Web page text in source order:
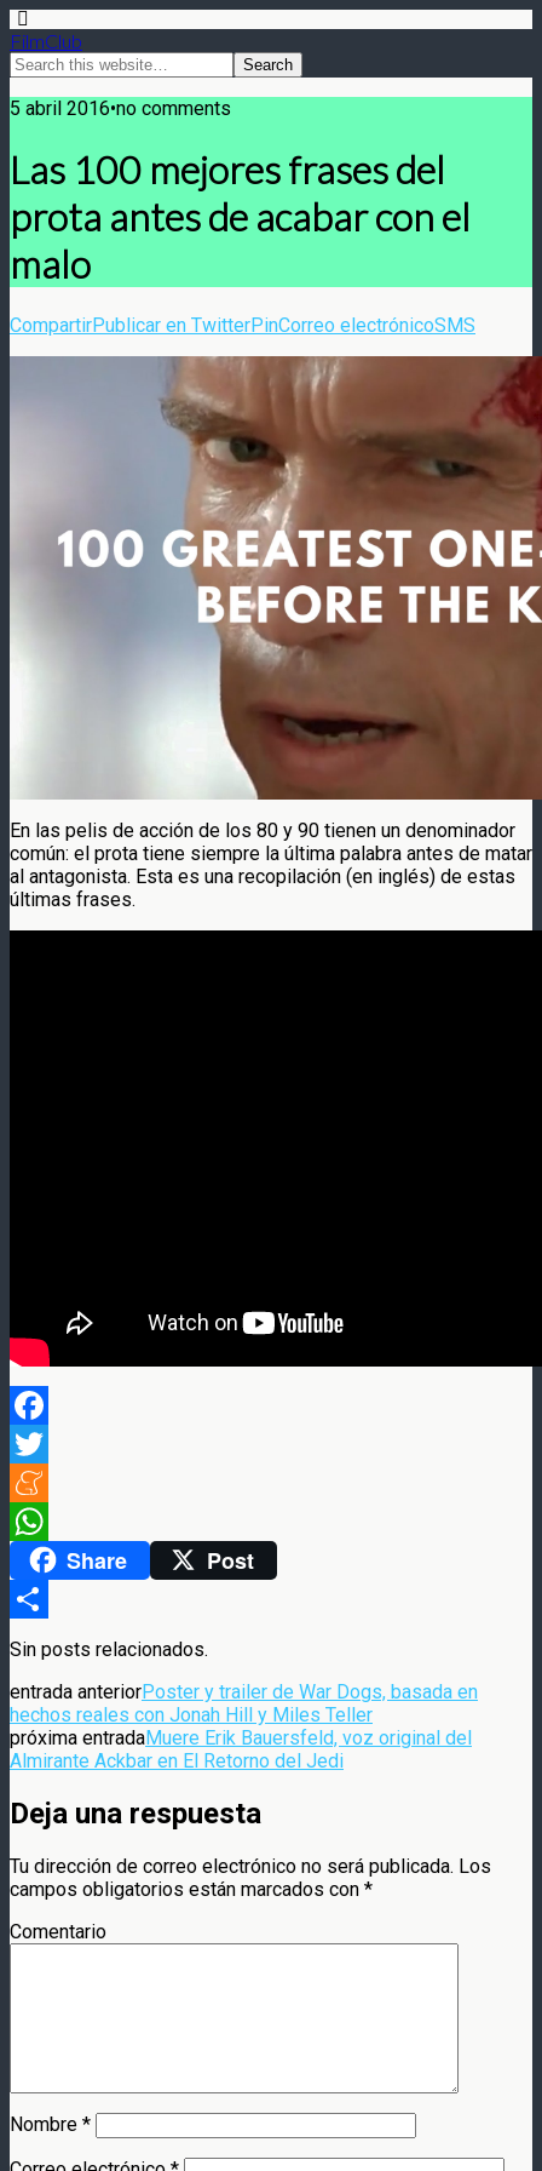
FilmClub
5 abril 2016•no comments
Las 100 mejores frases del
prota antes de acabar con el
malo
CompartirPublicar en TwitterPinCorreo electrónicoSMS
En las pelis de acción de los 80 y 90 tienen un denominador
común: el prota tiene siempre la última palabra antes de matar
al antagonista. Esta es una recopilación (en inglés) de estas
últimas frases.
Facebook
Twitter
Meneame
WhatsAppShare Post
Compartir
Sin posts relacionados.
entrada anteriorPoster y trailer de War Dogs, basada en
hechos reales con Jonah Hill y Miles Teller
próxima entradaMuere Erik Bauersfeld, voz original del
Almirante Ackbar en El Retorno del Jedi
Deja una respuesta
Tu dirección de correo electrónico no será publicada. Los
campos obligatorios están marcados con *
Comentario
Nombre *